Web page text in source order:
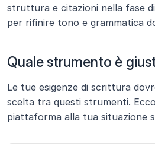
struttura e citazioni nella fase
per rifinire tono e grammatica
Quale strumento è
Le tue esigenze di scrittura
scelta tra questi strumenti.
piattaforma alla tua situazione